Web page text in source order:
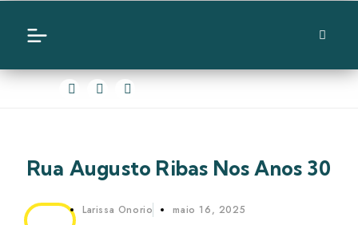
Rua Augusto Ribas Nos Anos 30
Larissa Onorio maio 16, 2025